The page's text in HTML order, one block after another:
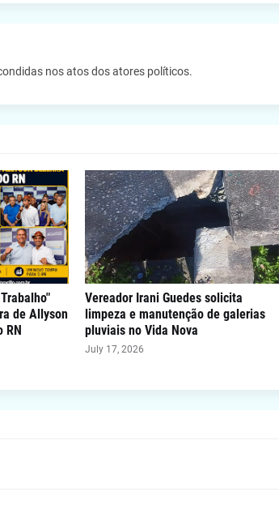
nos atos dos atores políticos.
de Allyson
RN
Vereador Irani Guedes solicita
limpeza e manutenção de galerias
pluviais no Vida Nova
July 17, 2026